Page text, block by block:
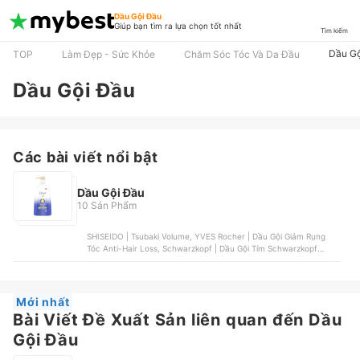
Dầu Gội Đầu
Giúp bạn tìm ra lựa chọn tốt nhất
Tìm kiếm
TOP Làm Đẹp - Sức Khỏe Chăm Sóc Tóc Và Da Đầu Dầu
Dầu Gội Đầu
Các bài viết nổi bật
Dầu Gội Đầu
10 Sản Phẩm
SHISEIDO | Tsubaki Volume, YVES Rocher | Dầu Gội Giảm Rụng
Tóc Anti-Hair Loss, Schwarzkopf | Dầu Gội Tím Schwarzkopf
Mới nhất
Bài Viết Đề Xuất Sản liên quan đến Dầu
Gội Đầu